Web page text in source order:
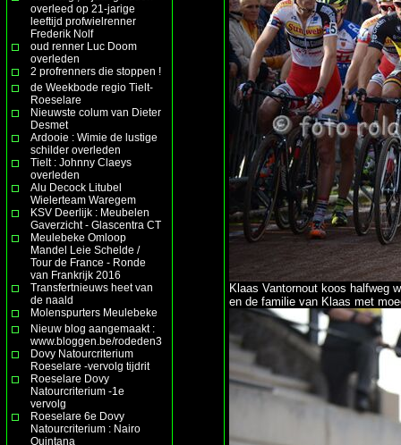
overleed op 21-jarige
leeftijd profwielrenner
Frederik Nolf
oud renner Luc Doom
overleden
2 profrenners die stoppen !
de Weekbode regio Tielt-
Roeselare
Nieuwste colum van Dieter
Desmet
Ardooie : Wimie de lustige
schilder overleden
Tielt : Johnny Claeys
overleden
Alu Decock Litubel
Wielerteam Waregem
KSV Deerlijk : Meubelen
Gaverzicht - Glascentra CT
Meulebeke Omloop
Mandel Leie Schelde /
Tour de France - Ronde
van Frankrijk 2016
Transfertnieuws heet van
de naald
Molenspurters Meulebeke
Nieuw blog aangemaakt :
www.bloggen.be/rodeden3
Dovy Natourcriterium
Roeselare -vervolg tijdrit
Roeselare Dovy
Natourcriterium -1e
vervolg
Roeselare 6e Dovy
Natourcriterium : Nairo
Quintana
Klaas Vantornout koos halfweg
en de familie van Klaas met